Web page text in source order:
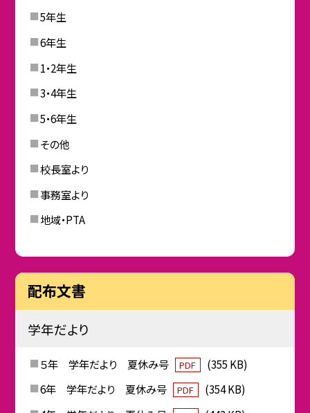
5年生
6年生
1・2年生
3・4年生
5・6年生
その他
校長室より
事務室より
地域・PTA
配布文書
学年だより
５年 学年だより 夏休み号 PDF
(355 KB)
6年 学年だより 夏休み号
PDF
(354 KB)